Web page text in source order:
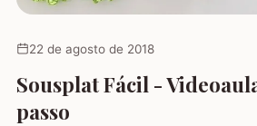
22 de agosto de 2018
Sousplat Fácil -
passo